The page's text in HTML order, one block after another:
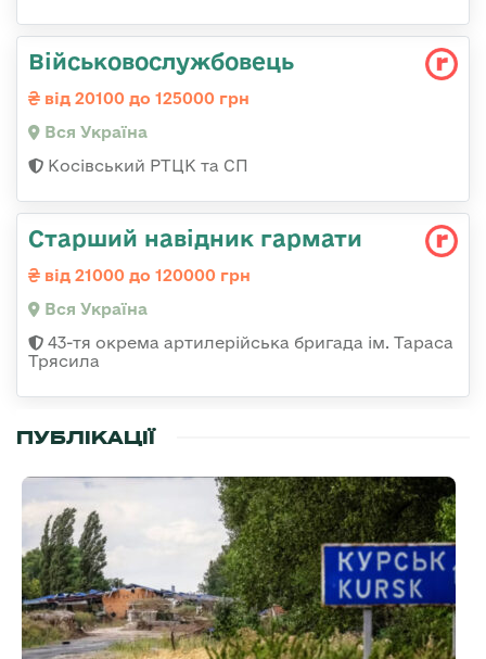
Військовослужбовець
від 20100 до 125000 грн
Вся Україна
Косівський РТЦК та СП
Старший навідник гармати
від 21000 до 120000 грн
Вся Україна
43-тя окрема артилерійська бригада ім. Тараса
Трясила
ПУБЛІКАЦІЇ